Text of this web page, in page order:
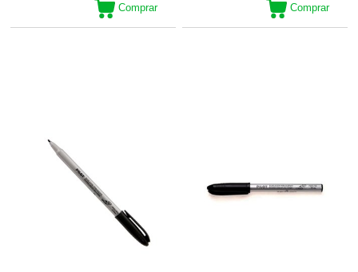
Comprar Comprar